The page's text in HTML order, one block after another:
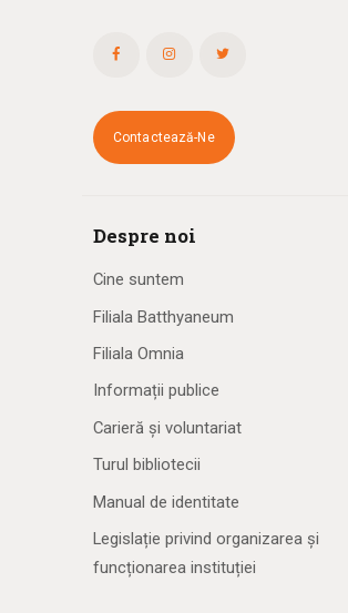
Contactează-Ne
Despre noi
Cine suntem
Filiala Batthyaneum
Filiala Omnia
Informații publice
Carieră și voluntariat
Turul bibliotecii
Manual de identitate
Legislație privind organizarea și
funcționarea instituției